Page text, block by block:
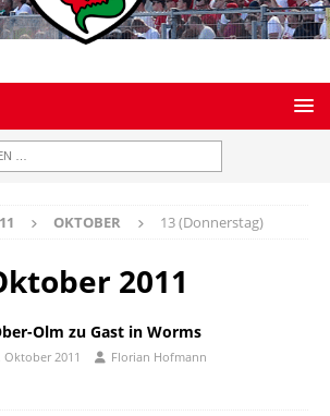
OKTOBER 13 (Donnerstag)
2011
Olm zu Gast in Worms
Oktober 2011 Florian Hofmann